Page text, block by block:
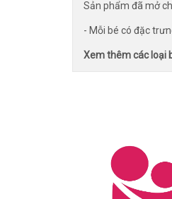
Sản phẩm đã mở
- Mỗi bé có đặc
Xem thêm các loại